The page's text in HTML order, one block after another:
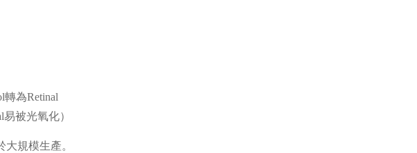
轉為Retinal
被光氧化）
規模生產。